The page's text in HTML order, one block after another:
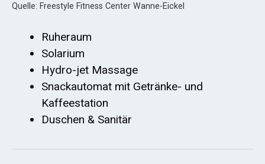
Quelle: Freestyle Fitness Center Wanne-Eickel
Ruheraum
Solarium
Hydro-jet Massage
Snackautomat mit Getränke- und
Kaffeestation
Duschen & Sanitär